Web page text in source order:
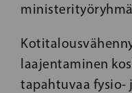
laajentaminen
tapahtuvaa fysio-